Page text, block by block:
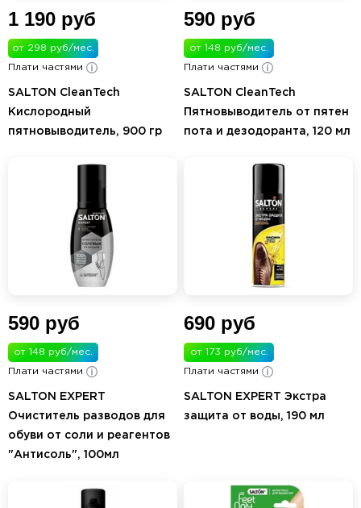
1 190 руб
от 298 руб/мес.
Плати частями
SALTON CleanTech
Кислородный
пятновыводитель, 900 гр
590 руб
от 148 руб/мес.
Плати частями
SALTON CleanTech
Пятновыводитель от пятен
пота и дезодоранта, 120 мл
590 руб
от 148 руб/мес.
Плати частями
SALTON EXPERT
Очиститель разводов для
обуви от соли и реагентов
"Антисоль", 100мл
690 руб
от 173 руб/мес.
Плати частями
SALTON EXPERT Экстра
защита от воды, 190 мл